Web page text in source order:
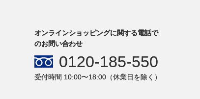
オンラインショッピングに関する電話で
のお問い合わせ
0120-185-550
受付時間 10:00〜18:00（休業日を除く）